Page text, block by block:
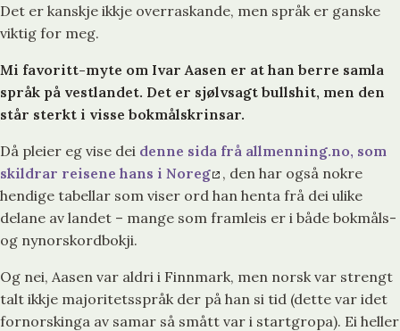
Det er kanskje ikkje overraskande, men språk er ganske
viktig for meg.
Mi favoritt-myte om Ivar Aasen er at han berre samla
språk på vestlandet. Det er sjølvsagt bullshit, men den
står sterkt i visse bokmålskrinsar.
Då pleier eg vise dei denne sida frå allmenning.no, som
skildrar reisene hans i Noreg
, den har også nokre
hendige tabellar som viser ord han henta frå dei ulike
delane av landet – mange som framleis er i både bokmåls-
og nynorskordbokji.
Og nei, Aasen var aldri i Finnmark, men norsk var strengt
talt ikkje majoritetsspråk der på han si tid (dette var idet
fornorskinga av samar så smått var i startgropa). Ei heller